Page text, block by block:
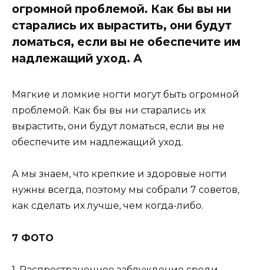
огромной проблемой. Как бы вы ни
старались их вырастить, они будут
ломаться, если вы не обеспечите им
надлежащий уход. А
Мягкие и ломкие ногти могут быть огромной
проблемой. Как бы вы ни старались их
вырастить, они будут ломаться, если вы не
обеспечите им надлежащий уход.
А мы знаем, что крепкие и здоровые ногти
нужны всегда, поэтому мы собрали 7 советов,
как сделать их лучше, чем когда-либо.
7 ФОТО